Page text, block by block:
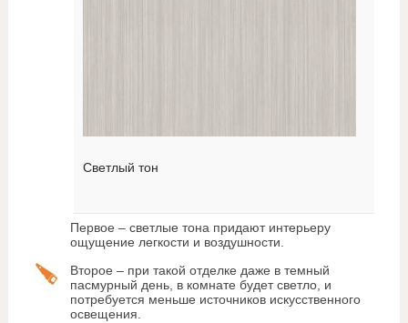
Светлый тон
Первое – светлые тона придают интерьеру
ощущение легкости и воздушности.
Второе – при такой отделке даже в темный
пасмурный день, в комнате будет светло, и
потребуется меньше источников искусственного
освещения.